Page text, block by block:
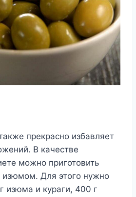
прекрасно избавляет
В качестве
можно приготовить
Для этого нужно
изюма и кураги, 400 г